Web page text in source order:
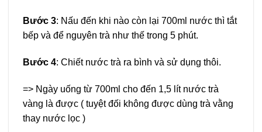
Bước 3: Nấu đến khi nào còn lại 700ml nước thì tắt
bếp và để nguyên trà như thế trong 5 phút.
Bước 4: Chiết nước trà ra bình và sử dụng thôi.
=> Ngày uống từ 700ml cho đến 1,5 lít nước trà
vàng là được ( tuyệt đối không được dùng trà vằng
thay nước lọc )